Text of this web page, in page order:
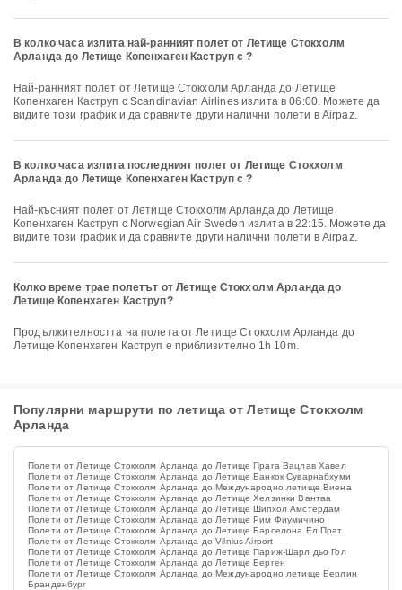
В колко часа излита най-ранният полет от Летище Стокхолм
Арланда до Летище Копенхаген Каструп с ?
Най-ранният полет от Летище Стокхолм Арланда до Летище
Копенхаген Каструп с Scandinavian Airlines излита в 06:00. Можете да
видите този график и да сравните други налични полети в Airpaz.
В колко часа излита последният полет от Летище Стокхолм
Арланда до Летище Копенхаген Каструп с ?
Най-късният полет от Летище Стокхолм Арланда до Летище
Копенхаген Каструп с Norwegian Air Sweden излита в 22:15. Можете да
видите този график и да сравните други налични полети в Airpaz.
Колко време трае полетът от Летище Стокхолм Арланда до
Летище Копенхаген Каструп?
Продължителността на полета от Летище Стокхолм Арланда до
Летище Копенхаген Каструп е приблизително 1h 10m.
Популярни маршрути по летища от Летище Стокхолм
Арланда
Полети от Летище Стокхолм Арланда до Летище Прага Вацлав Хавел
Полети от Летище Стокхолм Арланда до Летище Банкок Суварнабхуми
Полети от Летище Стокхолм Арланда до Международно летище Виена
Полети от Летище Стокхолм Арланда до Летище Хелзинки Вантаа
Полети от Летище Стокхолм Арланда до Летище Шипхол Амстердам
Полети от Летище Стокхолм Арланда до Летище Рим Фиумичино
Полети от Летище Стокхолм Арланда до Летище Барселона Ел Прат
Полети от Летище Стокхолм Арланда до Vilnius Airport
Полети от Летище Стокхолм Арланда до Летище Париж-Шарл дьо Гол
Полети от Летище Стокхолм Арланда до Летище Берген
Полети от Летище Стокхолм Арланда до Международно летище Берлин
Бранденбург